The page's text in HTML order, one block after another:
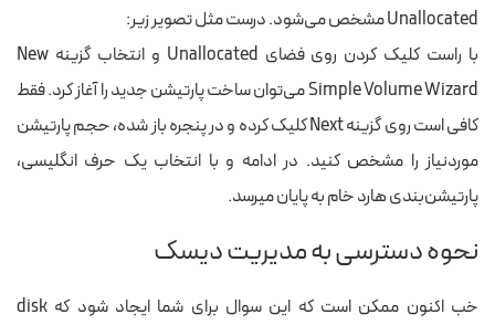
Unallocated مشخص می‌شود. درست مثل تصویر زیر:
با راست کلیک کردن روی فضای Unallocated و انتخاب
گزینه ‌ New
Simple Volume Wizard می‌توان ساخت پارتیشن جدید را آغاز کرد. فقط
کافی است روی گزینه Next کلیک کرده و در پنجره‌ باز شده، حجم پارتیشن
موردنیاز را مشخص کنید. در ادامه و با انتخاب یک حرف انگلیسی،
پارتیشن‌بندی هارد خام به پایان می‎رسد.
نحوه دسترسی به مدیریت دیسک
خب اکنون ممکن است که این سوال برای شما ایجاد شود که disk